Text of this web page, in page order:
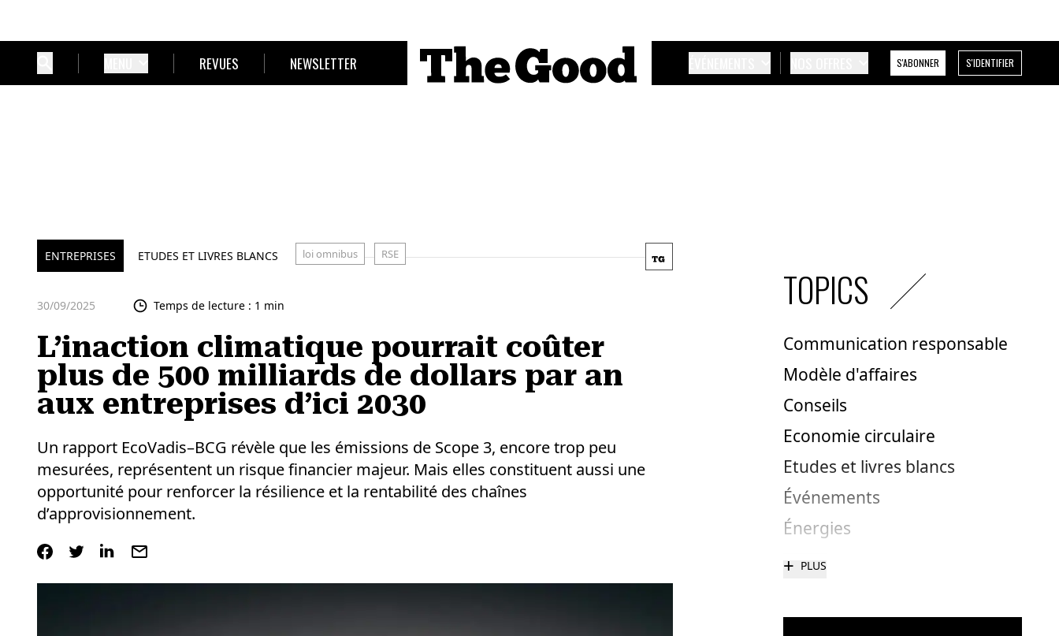
REVUES NEWSLETTER S'ABONNER S'IDENTIFIER
ENTREPRISES ETUDES ET LIVRES BLANCS loi omnibus RSE
30/09/2025 Temps de lecture : 1 min
L’inaction climatique pourrait coûter
plus de 500 milliards de dollars par an
aux entreprises d’ici 2030
Un rapport EcoVadis–BCG révèle que les émissions de Scope 3, encore trop peu
mesurées, représentent un risque financier majeur. Mais elles constituent aussi une
opportunité pour renforcer la résilience et la rentabilité des chaînes
d’approvisionnement.
TOPICS
Communication responsable
Modèle d'affaires
Conseils
Economie circulaire
Etudes et livres blancs
Événements
Énergies
+ PLUS